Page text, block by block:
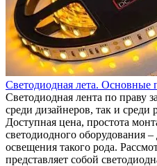
Светодиодная лета. Основные
Светодиодная лента по праву
среди дизайнеров, так и среди
Доступная цена, простота
светодиодного оборудования
освещения такого рода.
представляет собой